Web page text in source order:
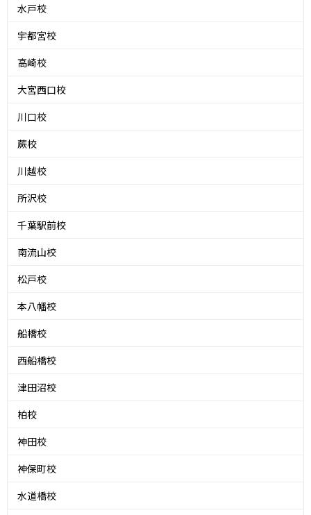
水戸校
宇都宮校
高崎校
大宮西口校
川口校
蕨校
川越校
所沢校
千葉駅前校
南流山校
松戸校
本八幡校
船橋校
西船橋校
津田沼校
柏校
神田校
神保町校
水道橋校